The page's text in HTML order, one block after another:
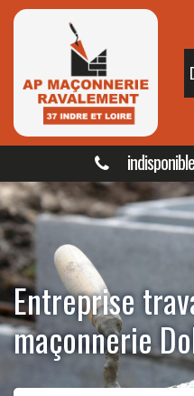
indisponible
Entreprise
maçonnerie